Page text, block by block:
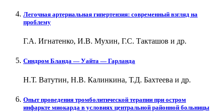
Легочная артериальная гипертензия: современный взгляд на
проблему
Г.А. Игнатенко, И.В. Мухин, Г.С. Такташов и др.
Синдром Бланда — Уайта — Гарланда
Н.Т. Ватутин, Н.В. Калинкина, Т.Д. Бахтеева и др.
Опыт проведения тромболитической терапии при остром
инфаркте миокарда в условиях центральной районной больницы